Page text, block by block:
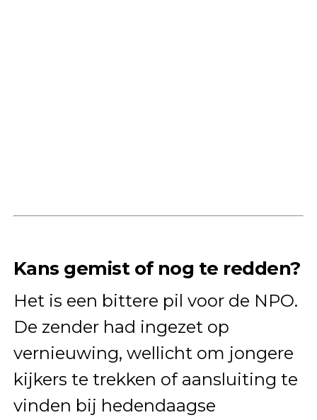
Kans gemist of nog te redden?
Het is een bittere pil voor de NPO.
De zender had ingezet op
vernieuwing, wellicht om jongere
kijkers te trekken of aansluiting te
vinden bij hedendaagse